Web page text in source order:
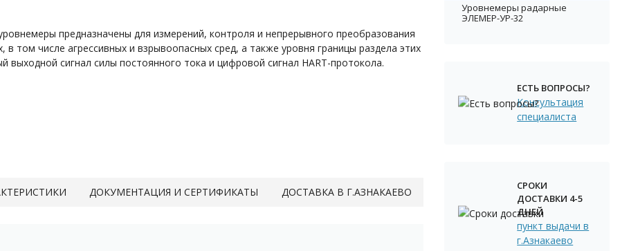
предназначены для измерений, контроля и непрерывного преобразования
в том числе агрессивных и взрывоопасных сред, а также уровня границы раздела этих
выходной сигнал силы постоянного тока и цифровой сигнал HART-протокола.
ДОКУМЕНТАЦИЯ И СЕРТИФИКАТЫ ДОСТАВКА В Г.АЗНАКАЕВО
Уровнемеры радарные
ЭЛЕМЕР-УР-32
ЕСТЬ ВОПРОСЫ?
Консультация
специалиста
СРОКИ
ДОСТАВКИ 4-5
ДНЕЙ
пункт выдачи в
г.Азнакаево